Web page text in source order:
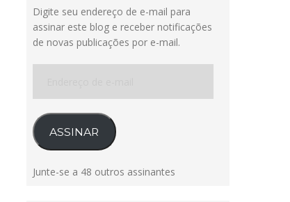
Digite seu endereço de e-mail para
assinar este blog e receber notificações
de novas publicações por e-mail.
e-
mail
ASSINAR
Junte-se a 48 outros assinantes